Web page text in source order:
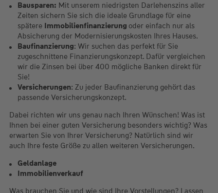
Bausparen: Mit unserem niedrigsten Darlehenszins aller
Zeiten sichern Sie sich die ideale Grundlage für eine
spätere Immobilienfinanzierung oder einfach nur als
Absicherung der Modernisierungskosten Ihres Hauses.
Baufinanzierung: Wir suchen das perfekt für Sie
zugeschnittene Finanzierungskonzept. Dafür vergleichen
wir die Zinsen bei über 400 mögliche Banken direkt für
Sie!
Versicherungen: Zu jeder Baufinanzierung gehört das
passende Versicherungskonzept.
Dabei richten wir uns genau nach Ihren Wünschen! Was ist
Ihnen bei einer guten Versicherung besonders wichtig? Was
erwarten Sie von Ihrer Versicherung? Natürlich sind wir
auch Ihre feste Größe zu allen weiteren Versicherungen.
Geldanlage
Immobilienverkauf